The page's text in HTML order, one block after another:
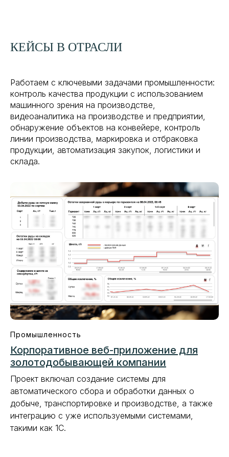
КЕЙСЫ В ОТРАСЛИ
Работаем с ключевыми задачами промышленности:
контроль качества продукции с использованием
машинного зрения на производстве,
видеоаналитика на производстве и предприятии,
обнаружение объектов на конвейере, контроль
линии производства, маркировка и отбраковка
продукции, автоматизация закупок, логистики и
склада.
Промышленность
Корпоративное веб-приложение для
золотодобывающей компании
Проект включал создание системы для
автоматического сбора и обработки данных о
добыче, транспортировке и производстве, а также
интеграцию с уже используемыми системами,
такими как 1С.